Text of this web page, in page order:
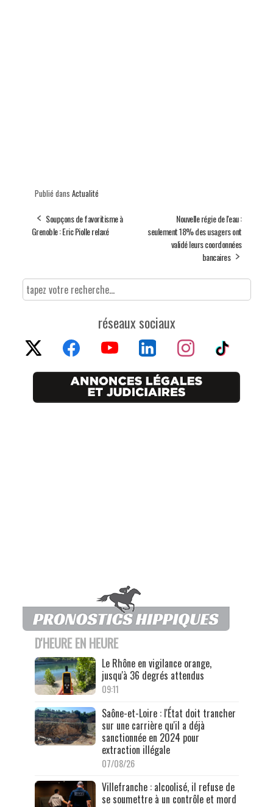
Publié dans Actualité
Soupçons de favoritisme à
Grenoble : Eric Piolle relaxé
Nouvelle régie de l'eau :
seulement 18% des usagers ont
validé leurs coordonnées
bancaires
réseaux sociaux
D'HEURE EN HEURE
Le Rhône en vigilance orange,
jusqu'à 36 degrés attendus
09:11
Saône-et-Loire : l'État doit trancher
sur une carrière qu'il a déjà
sanctionnée en 2024 pour
extraction illégale
07/08/26
Villefranche : alcoolisé, il refuse de
se soumettre à un contrôle et mord